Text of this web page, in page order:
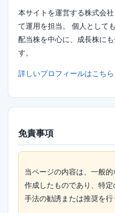
本サイトを運営する株式会
て運用を担当。 個人として
配当株を中心に、成長株に
す。
詳しいプロフィールはこちら
免責事項
当ページの内容は、一般
作成したものであり、特
手法の勧誘または推奨を行